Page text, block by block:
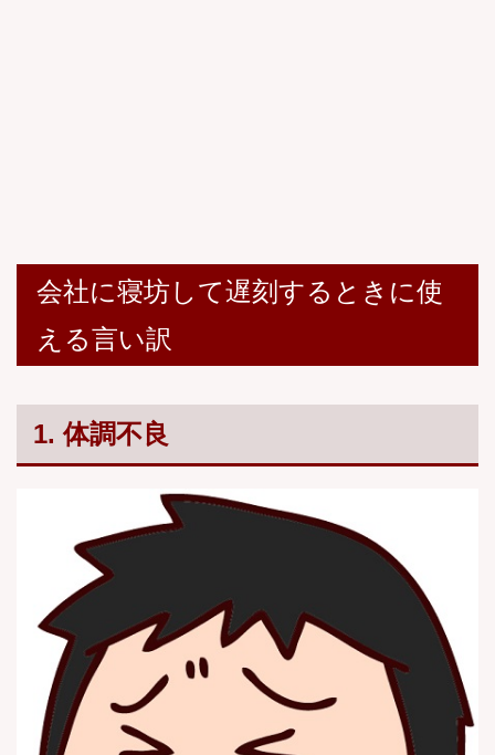
会社に寝坊して遅刻するときに使
える言い訳
1. 体調不良